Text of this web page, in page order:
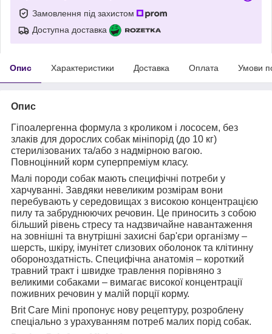
Замовлення під захистом
Доступна доставка
Опис Характеристики Доставка Оплата Умови
Опис
Гіпоалергенна формула з кроликом і лососем, без
злаків для дорослих собак мініпорід (до 10 кг)
стерилізованих та/або з надмірною вагою.
Повноцінний корм суперпреміум класу.
Малі породи собак мають специфічні потреби у
харчуванні. Завдяки невеликим розмірам вони
перебувають у середовищах з високою концентрацією
пилу та забруднюючих речовин. Це приносить з собою
більший рівень стресу та надзвичайне навантаження
на зовнішні та внутрішні захисні бар'єри організму –
шерсть, шкіру, імунітет слизових оболонок та клітинну
обороноздатність. Специфічна анатомія – короткий
травний тракт і швидке травлення порівняно з
великими собаками – вимагає високої концентрації
поживних речовин у малій порції корму.
Brit Care Mini пропонує нову рецептуру, розроблену
спеціально з урахуванням потреб малих порід собак.